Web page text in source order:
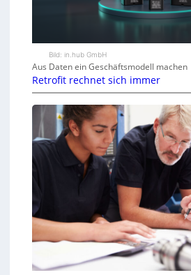
Bild: in.hub GmbH
Aus Daten ein Geschäftsmodell machen
Retrofit rechnet sich immer